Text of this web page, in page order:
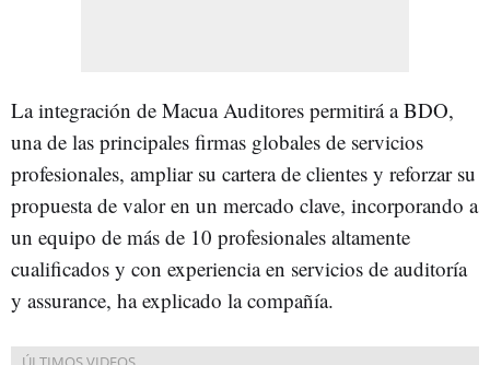
La integración de Macua Auditores permitirá a BDO,
una de las principales firmas globales de servicios
profesionales, ampliar su cartera de clientes y reforzar su
propuesta de valor en un mercado clave, incorporando a
un equipo de más de 10 profesionales altamente
cualificados y con experiencia en servicios de auditoría
y assurance, ha explicado la compañía.